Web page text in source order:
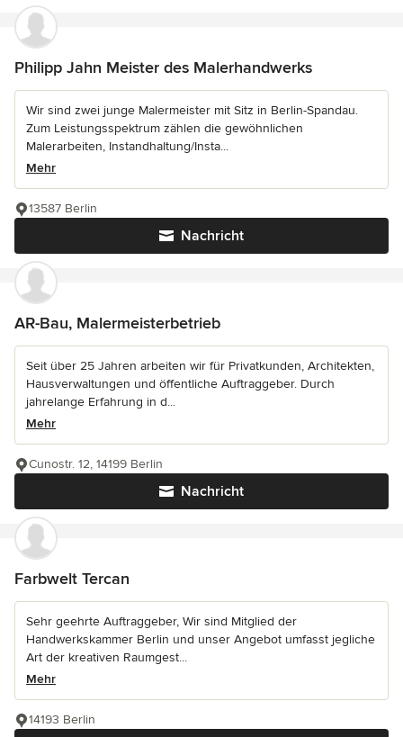
Philipp Jahn Meister des Malerhandwerks
Wir sind zwei junge Malermeister mit Sitz in Berlin-Spandau.
Zum Leistungsspektrum zählen die gewöhnlichen
Malerarbeiten, Instandhaltung/Insta...
Mehr
Nachricht
13587 Berlin
AR-Bau, Malermeisterbetrieb
Seit über 25 Jahren arbeiten wir für Privatkunden, Architekten,
Hausverwaltungen und öffentliche Auftraggeber. Durch
jahrelange Erfahrung in d...
Mehr
Nachricht
Cunostr. 12, 14199 Berlin
Farbwelt Tercan
Sehr geehrte Auftraggeber, Wir sind Mitglied der
Handwerkskammer Berlin und unser Angebot umfasst jegliche
Art der kreativen Raumgest...
Mehr
14193 Berlin